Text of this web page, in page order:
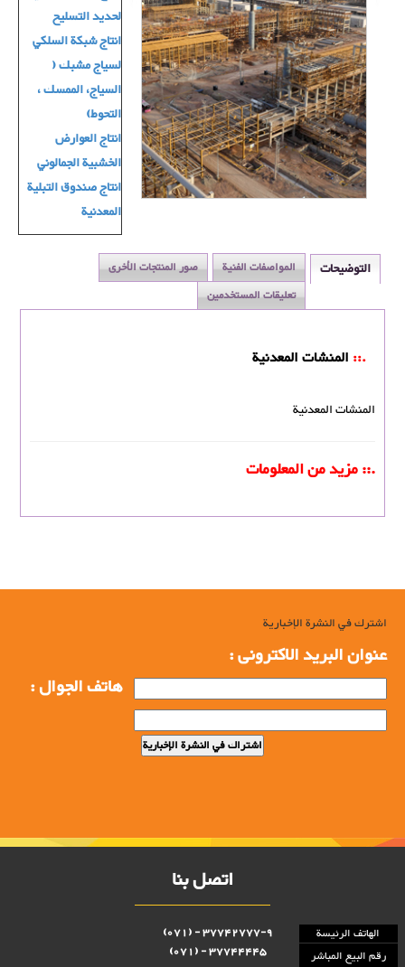
لحديد التسليح
انتاج شبكة السلكي
لسياج مشبك (
السياج، الممسك ،
التحوط)
انتاج العوارض
الخشبية الجمالوني
انتاج صندوق التبلیة
المعدنية
التوضيحات المواصفات الفنية
صور المنتجات الأخرى
تعليقات المستخدمين
.:: المنشات المعدنیة
المنشات المعدنیة
.:: مزيد من المعلومات
اشترك في النشرة الإخبارية
عنوان البرید الاکترونی :
هاتف الجوال :
اتصل بنا
الهاتف الرئيسة
37742777-9 - (071)
رقم البيع المباشر
37744445 - (071)